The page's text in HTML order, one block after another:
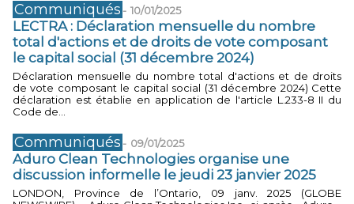
Communiqués - 10/01/2025
LECTRA : Déclaration mensuelle du nombre
total d'actions et de droits de vote composant
le capital social (31 décembre 2024)
Déclaration mensuelle du nombre total d'actions et de droits
de vote composant le capital social (31 décembre 2024) Cette
déclaration est établie en application de l'article L.233-8 II du
Code de...
Communiqués - 09/01/2025
Aduro Clean Technologies organise une
discussion informelle le jeudi 23 janvier 2025
LONDON, Province de l’Ontario, 09 janv. 2025 (GLOBE